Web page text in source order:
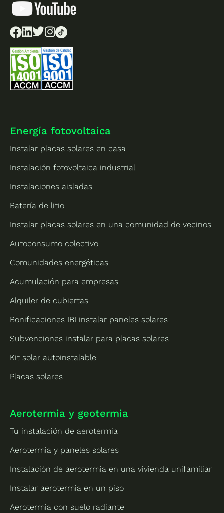
Energía fotovoltaica
Instalar placas solares en casa
Instalación fotovoltaica industrial
Instalaciones aisladas
Batería de litio
Instalar placas solares en una comunidad de vecinos
Autoconsumo colectivo
Comunidades energéticas
Acumulación para empresas
Alquiler de cubiertas
Bonificaciones IBI instalar paneles solares
Subvenciones instalar para placas solares
Kit solar autoinstalable
Placas solares
Aerotermia y geotermia
Tu instalación de aerotermia
Aerotermia y paneles solares
Instalación de aerotermia en una vivienda unifamiliar
Instalar aerotermia en un piso
Aerotermia con suelo radiante